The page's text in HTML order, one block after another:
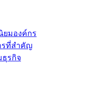
มองค์กร
รที่สำคัญ
รกิจ